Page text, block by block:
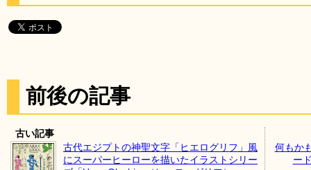
前後の記事
古い記事
古代エジプトの神聖文字「ヒエログリフ」風
にスーパーヒーローを描いたイラストシリー
何もか
ー